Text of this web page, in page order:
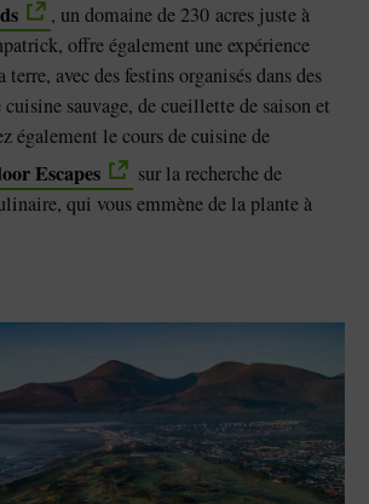
, un domaine de 230 acres juste à
offre également une expérience
avec des festins organisés dans des
cuisine sauvage, de cueillette de saison et
également le cours de cuisine de
Escapes
sur la recherche de
qui vous emmène de la plante à